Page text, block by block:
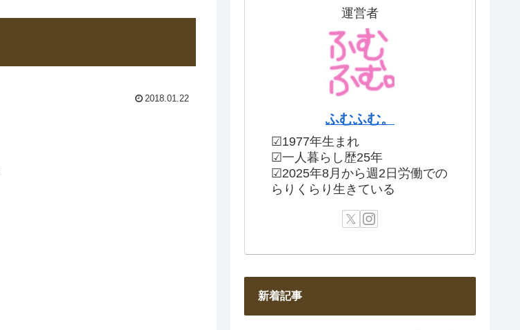
2018.01.22
運営者
ふむふむ。
☑1977年生まれ
☑一人暮らし歴25年
☑2025年8月から週2日労働での
らりくらり生きている
新着記事